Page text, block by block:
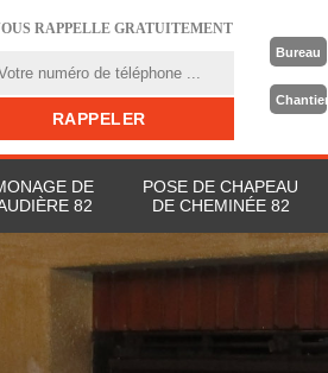
RAPPELLE GRATUITEMENT
Bureau
Chantier
DE
82
POSE DE CHAPEAU
DE CHEMINÉE 82